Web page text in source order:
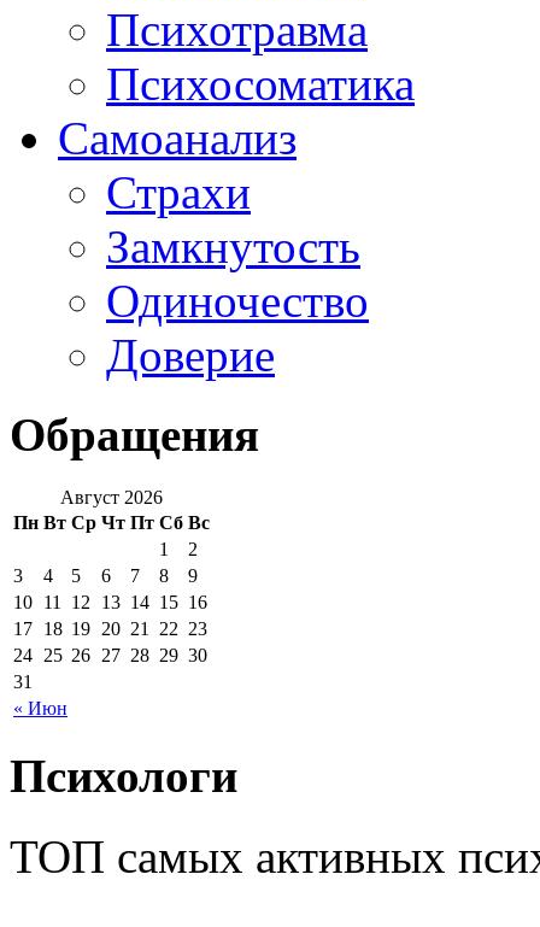
Психотравма
Психосоматика
Самоанализ
Страхи
Замкнутость
Одиночество
Доверие
Обращения
Август 2026
Пн Вт Ср Чт Пт Сб Вс
« Июн
1
2
3
4 5 6 7 8
9
10 11 12 13 14 15 16
17 18 19 20 21 22 23
24 25 26 27 28 29 30
31
Психологи
ТОП самых активных